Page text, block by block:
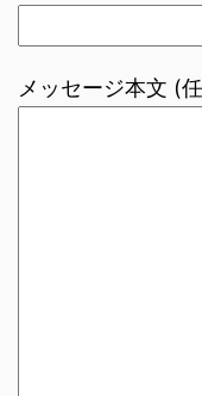
メッセージ本文 (